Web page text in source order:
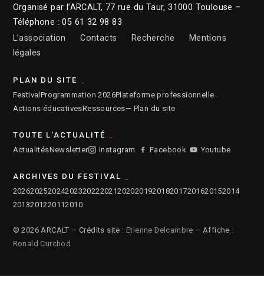
Organisé par l’ARCALT, 77 rue du Taur, 31000 Toulouse –
Téléphone : 05 61 32 98 83
L’association
Contacts Recherche
Mentions
légales
PLAN DU SITE
Festival Programmation 2026Plateforme professionnelle
Actions éducativesRessources— Plan du site
TOUTE L'ACTUALITÉ
ActualitésNewsletter Instagram Facebook Youtube
ARCHIVES DU FESTIVAL
2026202520242023202220212020201920182017201620152014
2013201220112010
© 2026 ARCALT – Crédits site : Etienne Delcambre – Affiche :
Ronald Curchod